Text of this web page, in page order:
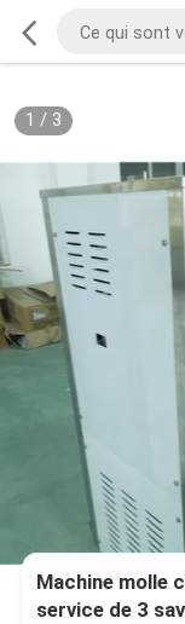
1 / 3
Machine molle
service de 3